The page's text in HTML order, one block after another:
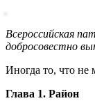
Всероссийская
добросовестно
Иногда то, что не
Глава 1. Район